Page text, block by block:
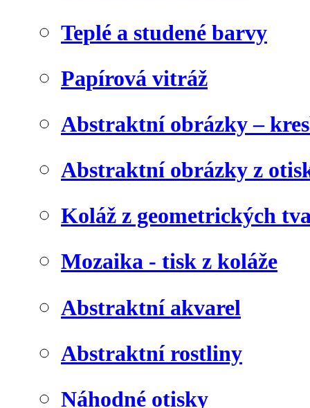
Teplé a studené barvy
Papírová vitráž
Abstraktní obrázky –
Abstraktní obrázky z
Koláž z geometrických
Mozaika - tisk z koláže
Abstraktní akvarel
Abstraktní rostliny
Náhodné otisky